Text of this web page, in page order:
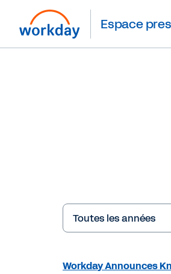
Espace
Year
Mots
Workday Announces